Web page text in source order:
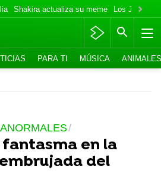
Shakira actualiza su meme Los Jonas
PARA TI MÚSICA ANIMALES
fantasma en la
del